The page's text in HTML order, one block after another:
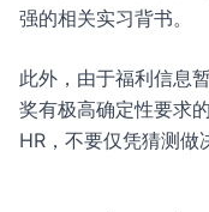
强的相关实习背书。
此外，由于福利信息
奖有极高确定性要求
HR，不要仅凭猜测做